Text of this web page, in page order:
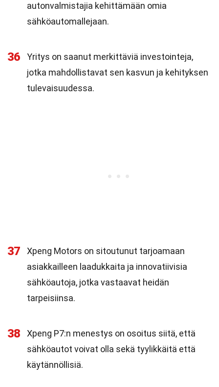
autonvalmistajia kehittämään omia
sähköautomallejaan.
36
Yritys on saanut merkittäviä investointeja,
jotka mahdollistavat sen kasvun ja kehityksen
tulevaisuudessa.
37
Xpeng Motors on sitoutunut tarjoamaan
asiakkailleen laadukkaita ja innovatiivisia
sähköautoja, jotka vastaavat heidän
tarpeisiinsa.
38
Xpeng P7:n menestys on osoitus siitä, että
sähköautot voivat olla sekä tyylikkäitä että
käytännöllisiä.